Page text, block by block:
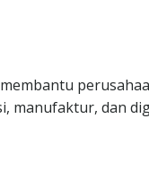
manufaktur, dan